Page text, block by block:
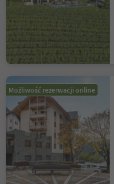
Możliwość rezerwacji online